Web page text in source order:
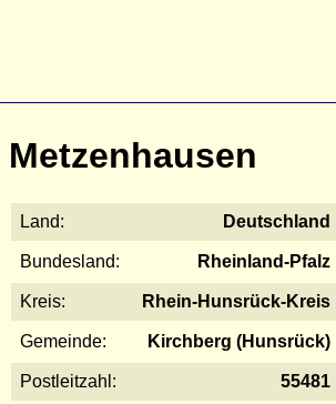
Metzenhausen
Land: Deutschland
Bundesland: Rheinland-Pfalz
Kreis: Rhein-Hunsrück-Kreis
Gemeinde: Kirchberg (Hunsrück)
Postleitzahl: 55481